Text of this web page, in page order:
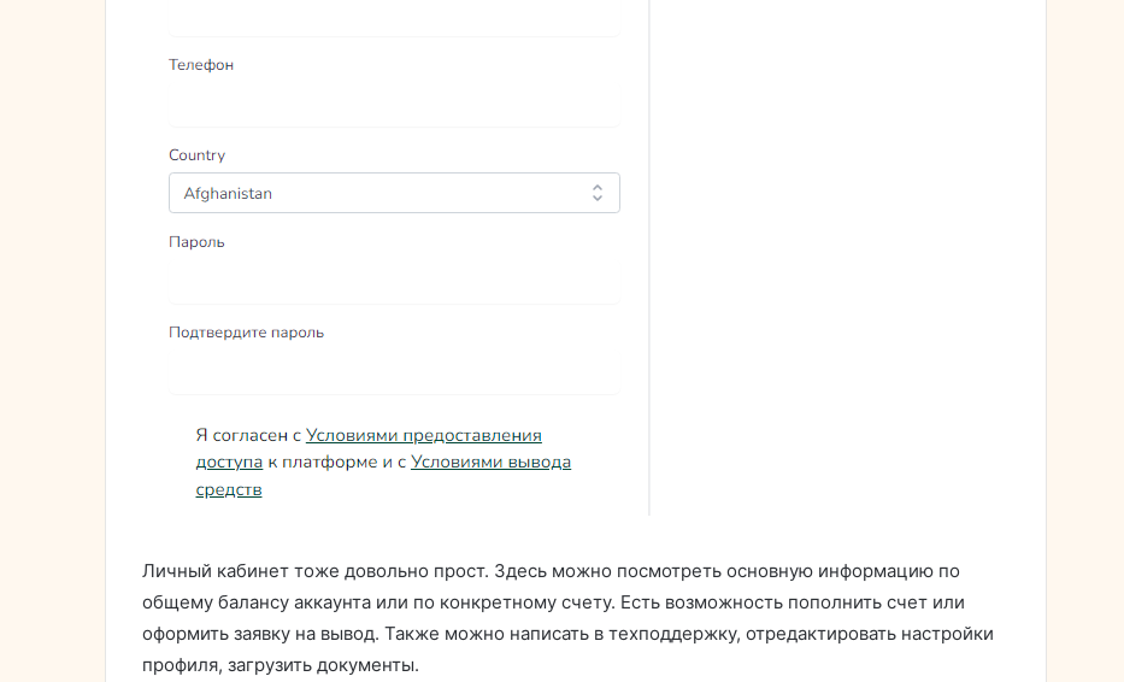
Личный кабинет тоже довольно прост. Здесь можно посмотреть основную информацию по
общему балансу аккаунта или по конкретному счету. Есть возможность пополнить счет или
оформить заявку на вывод. Также можно написать в техподдержку, отредактировать настройки
профиля, загрузить документы.